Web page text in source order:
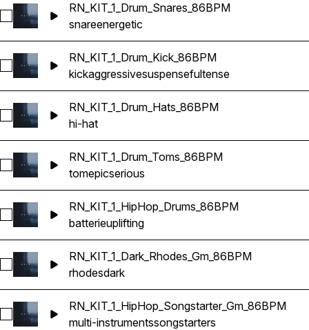
Sélectionnez RN_KIT_1_Drum_Snares_86BPM
RN_KIT_1_Drum_Snares_86BPM
snareenergetic
Sélectionnez RN_KIT_1_Drum_Kick_86BPM
RN_KIT_1_Drum_Kick_86BPM
kickaggressivesuspensefultense
Sélectionnez RN_KIT_1_Drum_Hats_86BPM
RN_KIT_1_Drum_Hats_86BPM
hi-hat
Sélectionnez RN_KIT_1_Drum_Toms_86BPM
RN_KIT_1_Drum_Toms_86BPM
tomepicserious
Sélectionnez RN_KIT_1_HipHop_Drums_86BPM
RN_KIT_1_HipHop_Drums_86BPM
batterieuplifting
Sélectionnez RN_KIT_1_Dark_Rhodes_Gm_86BPM
RN_KIT_1_Dark_Rhodes_Gm_86BPM
rhodesdark
Sélectionnez RN_KIT_1_HipHop_Songstarter_Gm_86BPM
RN_KIT_1_HipHop_Songstarter_Gm_86BPM
multi-instrumentssongstarters